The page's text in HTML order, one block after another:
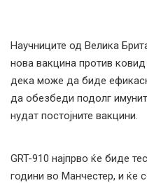
Научниците од Велика
нова вакцина против ковид
дека може да биде
да обезбеди подолг
нудат постојните вакцини.
GRT-910 најпрво ќе биде
години во Манчестер, и ќе